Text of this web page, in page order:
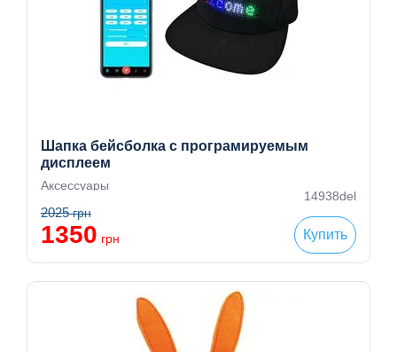
Шапка бейсболка с програмируемым
дисплеем
Аксессуары
14938del
2025грн
1350 грн Купить